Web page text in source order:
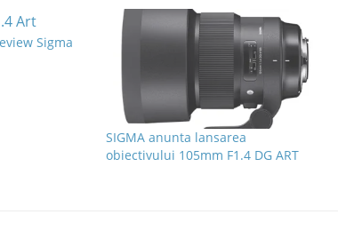
Sigma
SIGMA anunta lansarea
obiectivului 105mm F1.4 DG ART